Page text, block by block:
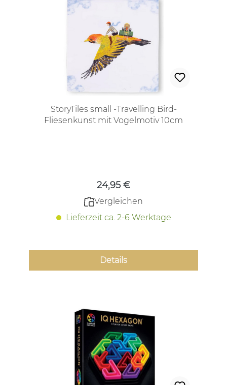
StoryTiles small -Travelling Bird-
Fliesenkunst mit Vogelmotiv 10cm
24,95 €
Vergleichen
Lieferzeit ca. 2-6 Werktage
Details